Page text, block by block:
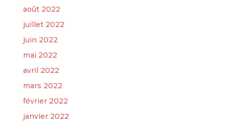
août 2022
juillet 2022
juin 2022
mai 2022
avril 2022
mars 2022
février 2022
janvier 2022